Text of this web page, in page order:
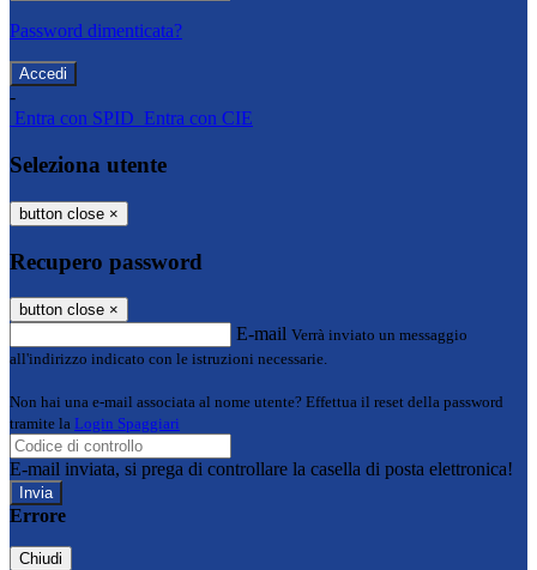
Password dimenticata?
-
Entra con SPID Entra con CIE
Seleziona utente
button close ×
Recupero password
button close ×
E-mail Verrà inviato un messaggio
all'indirizzo indicato con le istruzioni necessarie.
Non hai una e-mail associata al nome utente? Effettua il reset della password
tramite la Login Spaggiari
E-mail inviata, si prega di controllare la casella di posta elettronica!
Errore
Chiudi